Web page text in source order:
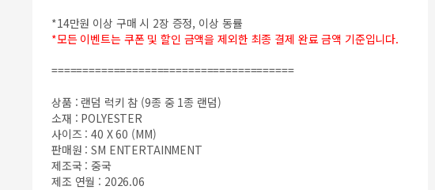
*14만원 이상 구매 시 2장 증정, 이상 동률
*모든 이벤트는 쿠폰 및 할인 금액을 제외한 최종 결제 완료 금액 기준입니다.
=======================================
상품 : 랜덤 럭키 참 (9종 중 1종 랜덤)
소재 : POLYESTER
사이즈 : 40 X 60 (MM)
판매원 : SM ENTERTAINMENT
제조국 : 중국
제조 연월 : 2026.06